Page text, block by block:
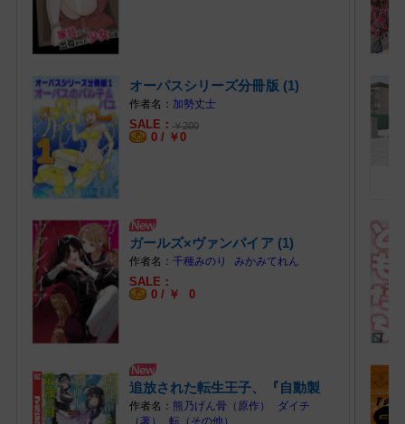
オーパスシリーズ分冊版 (1)
加勢丈士
￥200
0 / ￥0
ガールズ×ヴァンパイア (1)
千種みのり みかみてれん
0 / ￥ 0
追放された転生王子、『自動製
作』スキル… (1)
熊乃げん骨（原作）
ダイチ